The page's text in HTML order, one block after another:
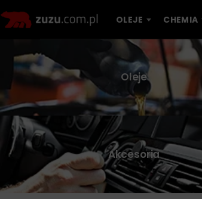
OLEJE CHEMIA
Oleje
Akcesoria